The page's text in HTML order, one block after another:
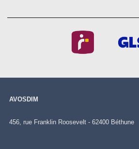
AVOSDIM
456, rue Franklin Roosevelt - 62400 Béthune